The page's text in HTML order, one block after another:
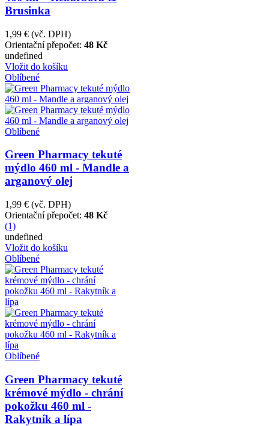
Brusinka
1,99 € (vč. DPH)
Orientační přepočet: 48 Kč
undefined
Vložit do košíku
Oblíbené
Oblíbené
Green Pharmacy tekuté
mýdlo 460 ml - Mandle a
arganový olej
1,99 € (vč. DPH)
Orientační přepočet: 48 Kč
(1)
undefined
Vložit do košíku
Oblíbené
Oblíbené
Green Pharmacy tekuté
krémové mýdlo - chrání
pokožku 460 ml -
Rakytník a lípa